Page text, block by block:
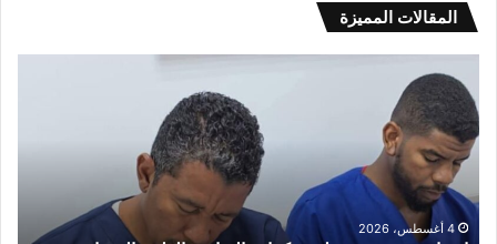
المقالات المميزة
دورة
تدريبية
لرفع
كفاءة
العناصر
الطبية
المساعدة
4 أغسطس، 2026